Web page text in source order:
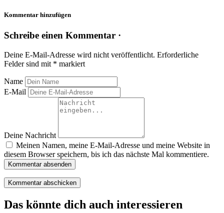
Kommentar hinzufügen
Schreibe einen Kommentar ·
Deine E-Mail-Adresse wird nicht veröffentlicht. Erforderliche
Felder sind mit * markiert
Name
E-Mail
Deine Nachricht
Meinen Namen, meine E-Mail-Adresse und meine Website in
diesem Browser speichern, bis ich das nächste Mal kommentiere.
Kommentar absenden
Das könnte dich auch interessieren